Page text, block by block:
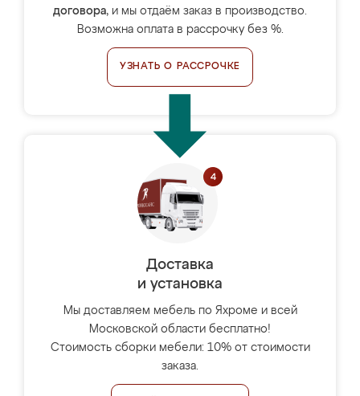
договора, и мы отдаём заказ в производство.
Возможна оплата в рассрочку без %.
УЗНАТЬ О РАССРОЧКЕ
Доставка
и установка
Мы доставляем мебель по Яхроме и всей
Московской области бесплатно!
Стоимость сборки мебели: 10% от стоимости
заказа.